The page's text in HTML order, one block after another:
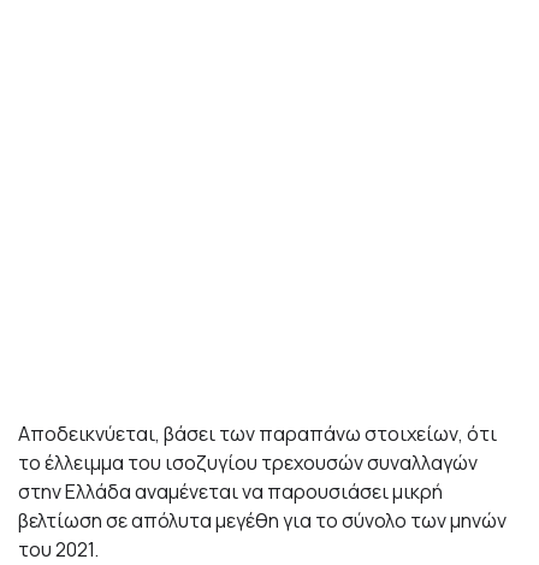
Αποδεικνύεται, βάσει των παραπάνω στοιχείων, ότι
το έλλειμμα του ισοζυγίου τρεχουσών συναλλαγών
στην Ελλάδα αναμένεται να παρουσιάσει μικρή
βελτίωση σε απόλυτα μεγέθη για το σύνολο των μηνών
του 2021.